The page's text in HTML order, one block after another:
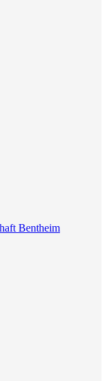
Bentheim